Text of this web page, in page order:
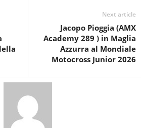
Next article
Jacopo Pioggia (AMX
Academy 289 ) in Maglia
Azzurra al Mondiale
Motocross Junior 2026